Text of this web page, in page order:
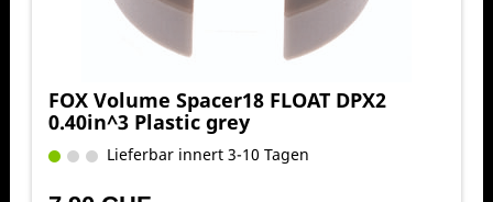
FOX Volume Spacer18 FLOAT DPX2
0.40in^3 Plastic grey
Lieferbar innert 3-10 Tagen